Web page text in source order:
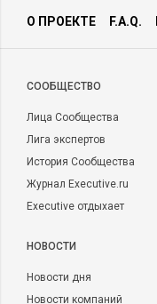
О ПРОЕКТЕ F.A.Q.
CООБЩЕСТВО
Лица Сообщества
Лига экспертов
История Сообщества
Журнал Executive.ru
Executive отдыхает
НОВОСТИ
Новости дня
Новости компаний